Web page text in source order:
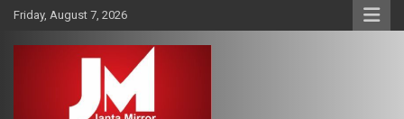
Skip
content
Friday, August 7, 2026